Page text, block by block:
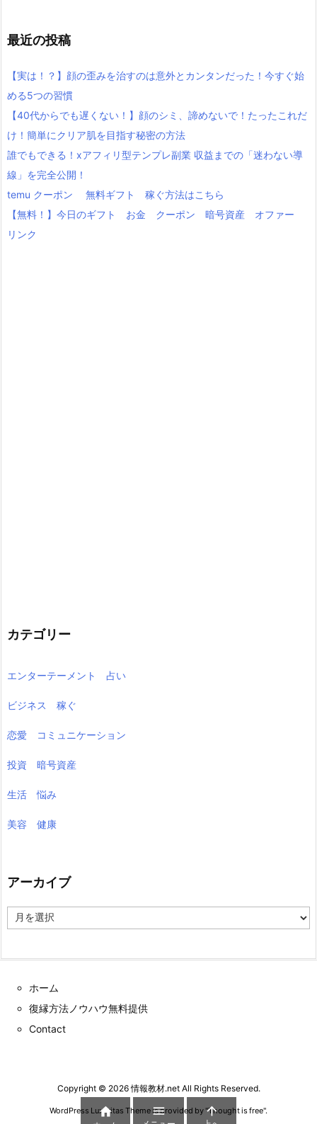
最近の投稿
【実は！？】顔の歪みを治すのは意外とカンタンだった！今すぐ始
める5つの習慣
【40代からでも遅くない！】顔のシミ、諦めないで！たったこれだ
け！簡単にクリア肌を目指す秘密の方法
誰でもできる！xアフィリ型テンプレ副業 収益までの「迷わない導
線」を完全公開！
temu クーポン 無料ギフト 稼ぐ方法はこちら
【無料！】今日のギフト お金 クーポン 暗号資産 オファー
リンク
カテゴリー
エンターテーメント 占い
ビジネス 稼ぐ
恋愛 コミュニケーション
投資 暗号資産
生活 悩み
美容 健康
アーカイブ
ー
ホーム
復縁方法ノウハウ無料提供
Contact
Copyright © 2026 情報教材.netAll Rights Reserved.
WordPress Luxeritas Theme is provided by "Thought is free".
  